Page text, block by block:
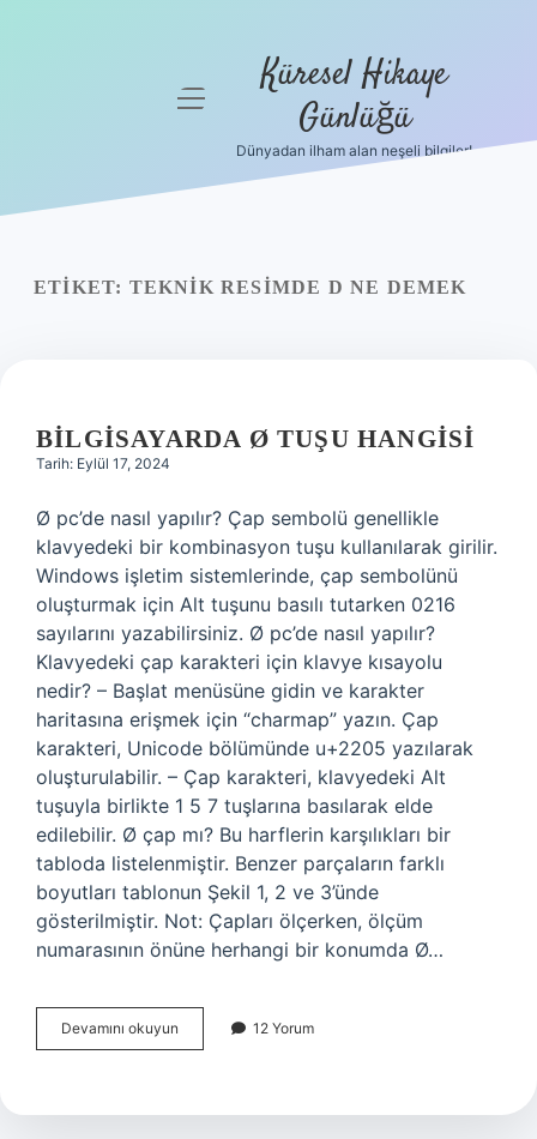
menüyü
Küresel Hikaye
Günlüğü
Dünyadan ilham alan neşeli bilgiler!
ETIKET: TEKNIK RESIMDE D NE DEMEK
BILGISAYARDA Ø TUŞU HANGISI
Tarih: Eylül 17, 2024
Ø pc’de nasıl yapılır? Çap sembolü genellikle
klavyedeki bir kombinasyon tuşu kullanılarak girilir.
Windows işletim sistemlerinde, çap sembolünü
oluşturmak için Alt tuşunu basılı tutarken 0216
sayılarını yazabilirsiniz. Ø pc’de nasıl yapılır?
Klavyedeki çap karakteri için klavye kısayolu
nedir? – Başlat menüsüne gidin ve karakter
haritasına erişmek için “charmap” yazın. Çap
karakteri, Unicode bölümünde u+2205 yazılarak
oluşturulabilir. – Çap karakteri, klavyedeki Alt
tuşuyla birlikte 1 5 7 tuşlarına basılarak elde
edilebilir. Ø çap mı? Bu harflerin karşılıkları bir
tabloda listelenmiştir. Benzer parçaların farklı
boyutları tablonun Şekil 1, 2 ve 3’ünde
gösterilmiştir. Not: Çapları ölçerken, ölçüm
numarasının önüne herhangi bir konumda Ø…
Devamını okuyun Bilgisayarda
Ø
12 Yorum